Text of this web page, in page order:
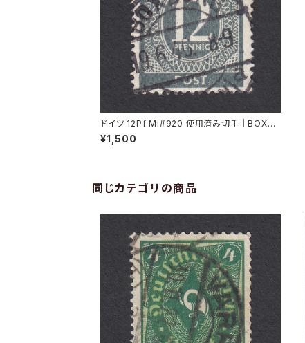
ドイツ 12Pf Mi#920 使用済み切手｜BOXBE
RG 19.6.1946
¥1,500
同じカテゴリの商品